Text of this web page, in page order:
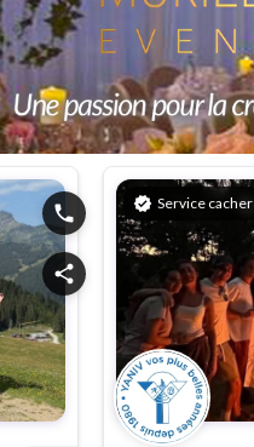
phone
share
verified Service cacher